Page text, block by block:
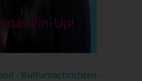
- Kulturnachrichten -